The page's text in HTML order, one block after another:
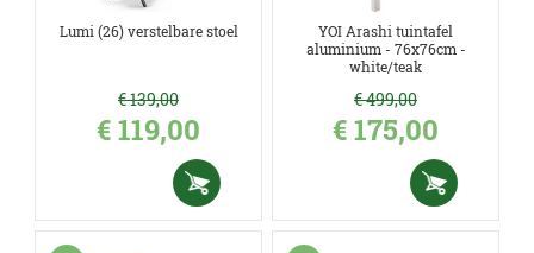
Lumi (26) verstelbare stoel
€139,00
€119,00
YOI Arashi tuintafel
aluminium - 76x76cm -
white/teak
€499,00
€175,00